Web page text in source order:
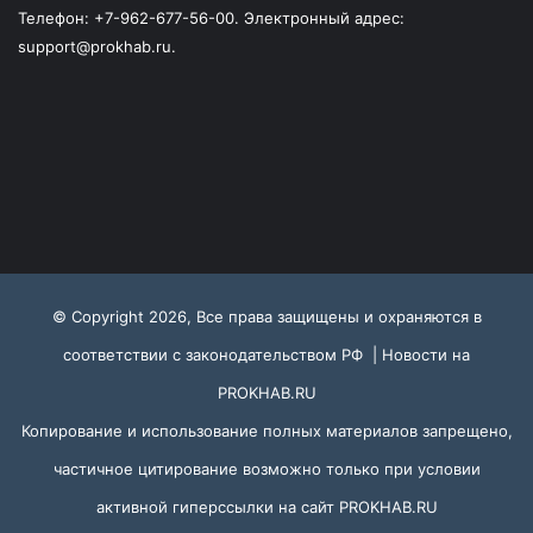
Телефон: +7-962-677-56-00. Электронный адрес:
support@prokhab.ru.
© Copyright 2026, Все права защищены и охраняются в
соответствии с законодательством РФ | Новости на
PROKHAB.RU
Копирование и использование полных материалов запрещено,
частичное цитирование возможно только при условии
активной гиперссылки на сайт PROKHAB.RU